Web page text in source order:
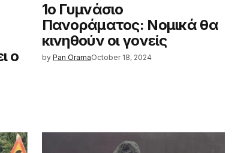
ο
1ο Γυμνάσιο
Πανοράματος: Νομικά θα
κινηθούν οι γονείς
by Pan OramaOctober 18, 2024